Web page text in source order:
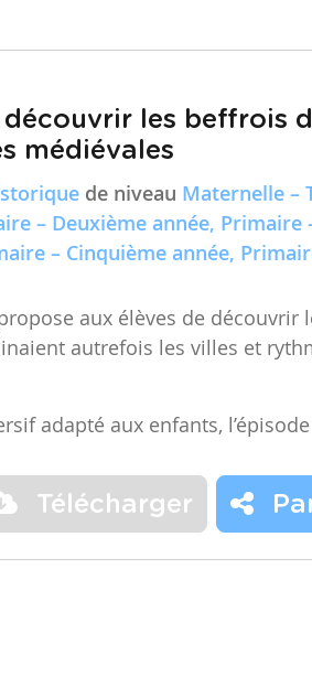
les beffrois
médiévales
de niveau Maternelle –
– Deuxième année, Primaire
– Cinquième année,
aux élèves de découvrir
autrefois les villes et
adapté aux enfants,
Télécharger